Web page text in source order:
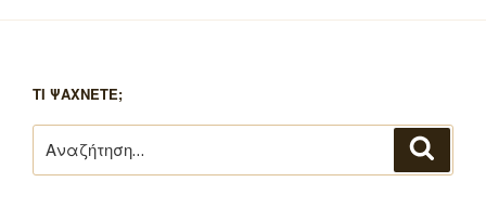
ΤΙ ΨΑΧΝΕΤΕ;
για: